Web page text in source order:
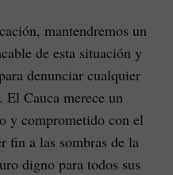
mantendremos un
de esta situación y
denunciar cualquier
El Cauca merece un
y comprometido con el
fin a las sombras de la
digno para todos sus